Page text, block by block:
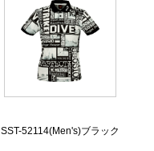
SST-52114(Men's)ブラック